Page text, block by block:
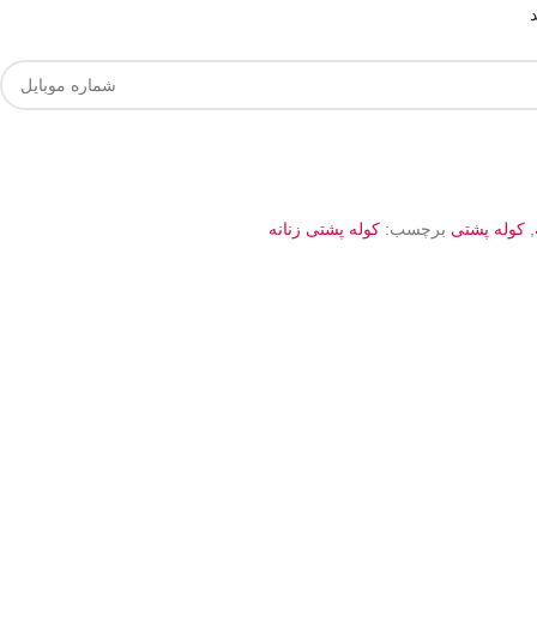
کوله پشتی برچسب: کوله پشتی زنانه